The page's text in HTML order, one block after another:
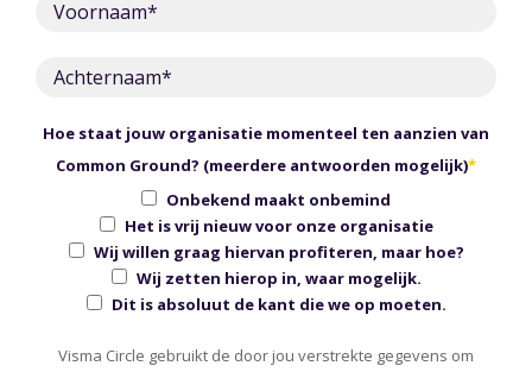
Hoe staat jouw organisatie momenteel ten aanzien van
Common Ground? (meerdere antwoorden mogelijk)*
Onbekend maakt onbemind
Het is vrij nieuw voor onze organisatie
Wij willen graag hiervan profiteren, maar hoe?
Wij zetten hierop in, waar mogelijk.
Dit is absoluut de kant die we op moeten.
Visma Circle gebruikt de door jou verstrekte gegevens om